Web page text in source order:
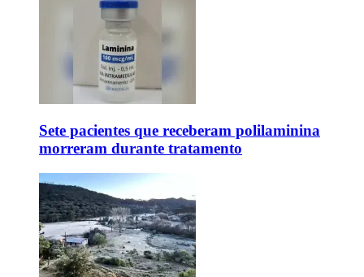
Sete pacientes que receberam polilaminina
morreram durante tratamento